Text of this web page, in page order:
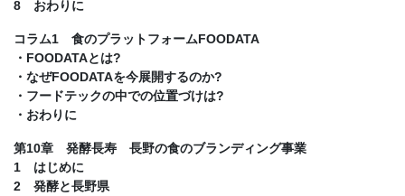
8 おわりに
コラム1 食のプラットフォームFOODATA
・FOODATAとは?
・なぜFOODATAを今展開するのか?
・フードテックの中での位置づけは?
・おわりに
第10章 発酵長寿 長野の食のブランディング事業
1 はじめに
2 発酵と長野県